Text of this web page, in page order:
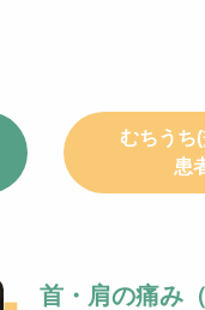
むちうち
患
首・肩の痛み